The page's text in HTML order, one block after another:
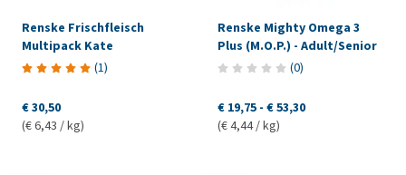
Renske Frischfleisch
Multipack Kate
(1)
€ 30,50
(€ 6,43 / kg)
Renske Mighty Omega 3
Plus (M.O.P.) - Adult/Senior
(0)
€ 19,75 - € 53,30
(€ 4,44 / kg)